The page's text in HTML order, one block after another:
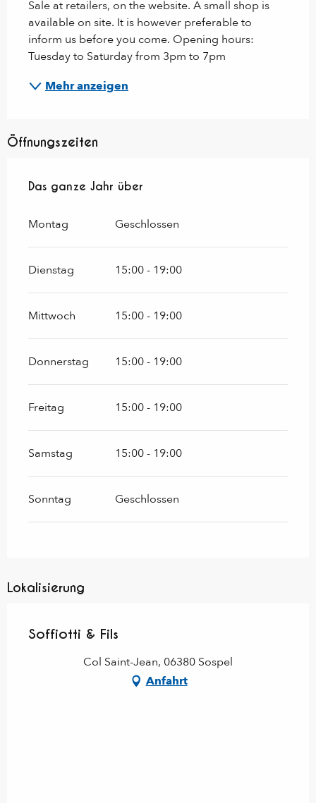
Sale at retailers, on the website. A small shop is
available on site. It is however preferable to
inform us before you come. Opening hours:
Tuesday to Saturday from 3pm to 7pm
Mehr anzeigen
Öffnungszeiten
Das ganze Jahr über
Das ganze Jahr über
Montag Geschlossen
Dienstag 15:00 - 19:00
Mittwoch 15:00 - 19:00
Donnerstag 15:00 - 19:00
Freitag 15:00 - 19:00
Samstag 15:00 - 19:00
Sonntag Geschlossen
Lokalisierung
Soffiotti & Fils
Col Saint-Jean, 06380 Sospel
Anfahrt